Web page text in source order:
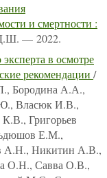
и смертности :
— 2022.
в осмотре
рекомендации /
Бородина А.А.,
Власюк И.В.,
Григорьев
Е.М.,
А.Н., Никитин А.В.,
О.Н., Савва О.В.,